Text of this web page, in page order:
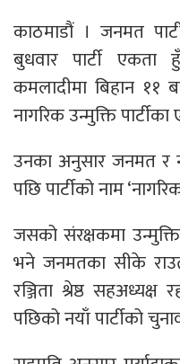
काठमाडौं । जनमत
बुधवार पार्टी एकता
कमलादीमा बिहान ११
नागरिक उन्मुक्ति
उनका अनुसार जनमत र
पछि पार्टीको नाम
जसको संरक्षकमा
भने जनमतका सीके
रञ्जिता श्रेष्ठ
पछिको नयाँ पार्टीको